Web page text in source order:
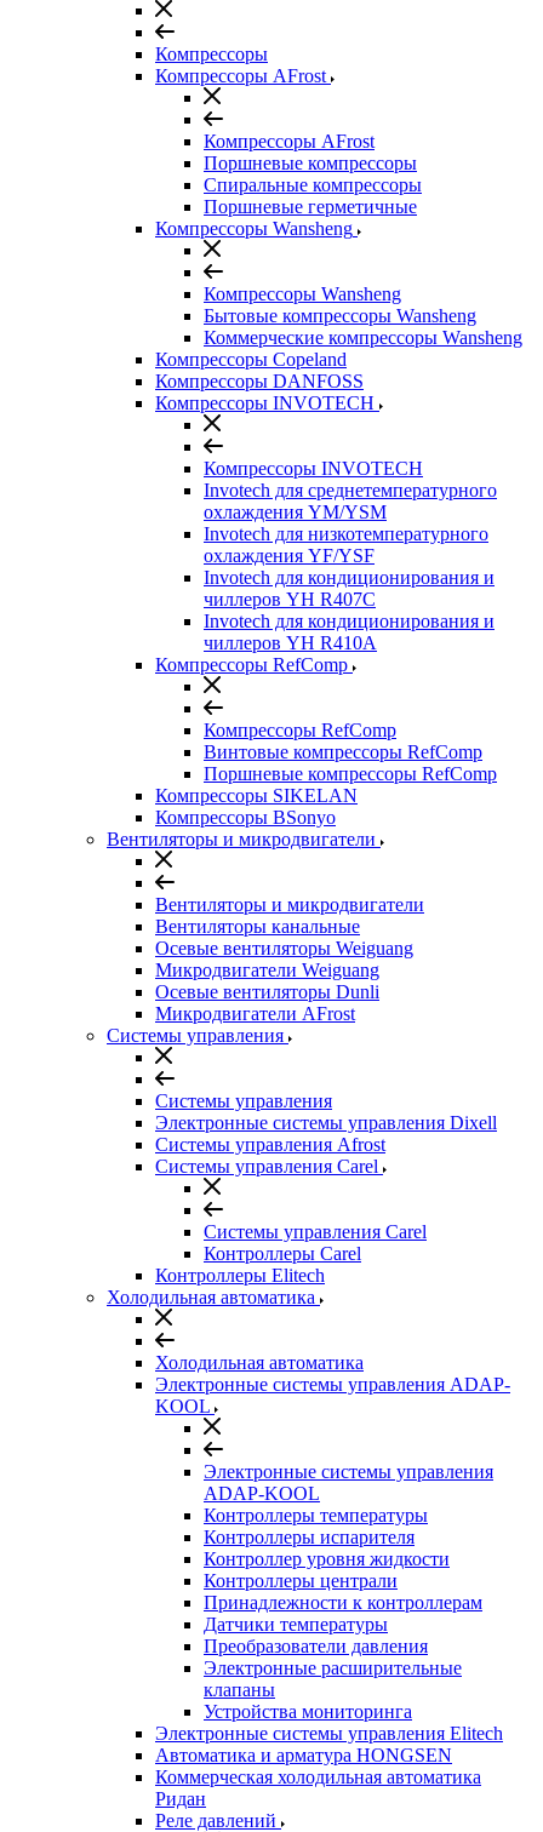
Компрессоры
Компрессоры AFrost
Компрессоры AFrost
Поршневые компрессоры
Спиральные компрессоры
Поршневые герметичные
Компрессоры Wansheng
Компрессоры Wansheng
Бытовые компрессоры Wansheng
Коммерческие компрессоры Wansheng
Компрессоры Copeland
Компрессоры DANFOSS
Компрессоры INVOTECH
Компрессоры INVOTECH
Invotech для среднетемпературного
охлаждения YM/YSM
Invotech для низкотемпературного
охлаждения YF/YSF
Invotech для кондиционирования и
чиллеров YH R407C
Invotech для кондиционирования и
чиллеров YH R410A
Компрессоры RefComp
Компрессоры RefComp
Винтовые компрессоры RefComp
Поршневые компрессоры RefComp
Компрессоры SIKELAN
Компрессоры BSonyo
Вентиляторы и микродвигатели
Вентиляторы и микродвигатели
Вентиляторы канальные
Осевые вентиляторы Weiguang
Микродвигатели Weiguang
Осевые вентиляторы Dunli
Микродвигатели AFrost
Системы управления
Системы управления
Электронные системы управления Dixell
Системы управления Afrost
Системы управления Carel
Системы управления Carel
Контроллеры Carel
Контроллеры Elitech
Холодильная автоматика
Холодильная автоматика
Электронные системы управления ADAP-
KOOL
Электронные системы управления
ADAP-KOOL
Контроллеры температуры
Контроллеры испарителя
Контроллер уровня жидкости
Контроллеры централи
Принадлежности к контроллерам
Датчики температуры
Преобразователи давления
Электронные расширительные
клапаны
Устройства мониторинга
Электронные системы управления Elitech
Автоматика и арматура HONGSEN
Коммерческая холодильная автоматика
Ридан
Реле давлений